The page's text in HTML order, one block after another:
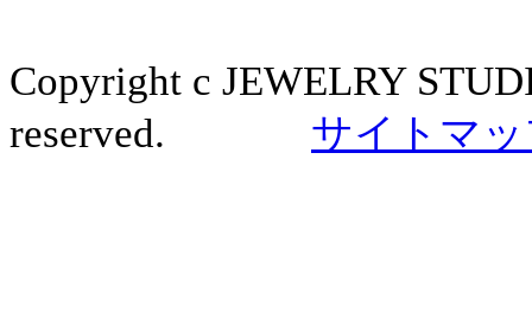
Copyright c JEWELRY
reserved. サイトマ